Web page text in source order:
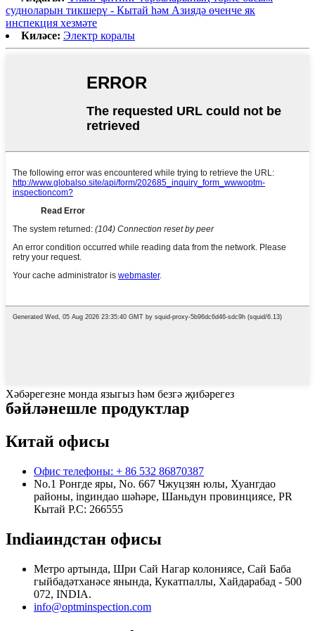
судноларын тикшерү - Кытай һәм Азиядә өченче як
инспекция хезмәте
Киләсе: Электр коралы
Хәбәрегезне монда языгыз һәм безгә җибәрегез
бәйләнешле продуктлар
Китай офисы
Офис телефоны: + 86 532 86870387
No.1 Ронгде яры, No. 667 Чжуцзян юлы, Хуангдао
районы, ingиндао шәһәре, Шаньдун провинциясе, PR
Кытай Р.С: 266555
Indiaиндстан офисы
Метро артында, Шри Сай Нагар колониясе, Сай Баба
гыйбадәтханәсе янында, Кукатпаллы, Хайдарабад - 500
072, INDIA.
info@optminspection.com